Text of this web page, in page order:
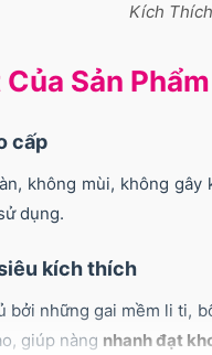
Kích Thích
Sản Phẩm
cấp
không mùi, không
dụng.
kích thích
bởi những gai mềm li ti,
giúp nàng nhanh đạt